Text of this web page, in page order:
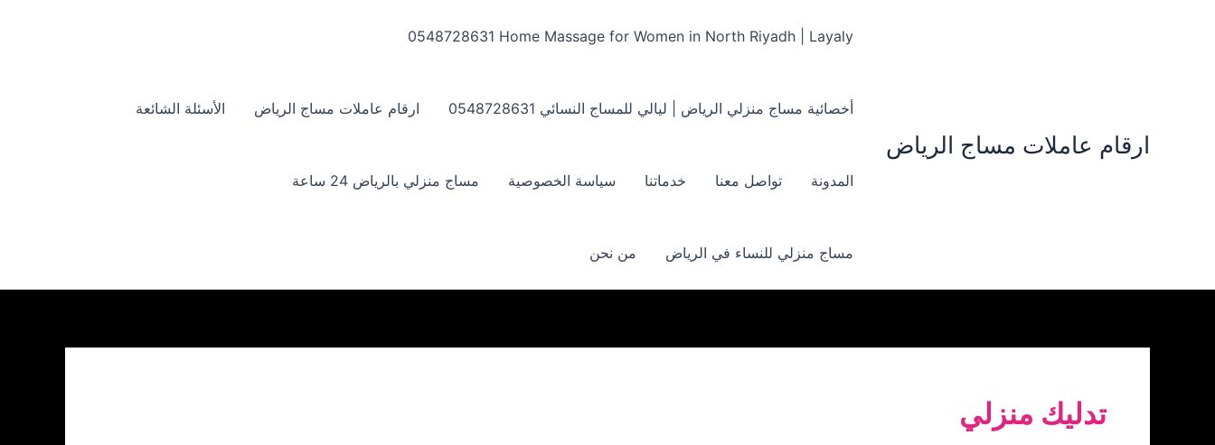
ارقام عاملات مساج الرياض
Home Massage for Women in North Riyadh | Layaly ‏‪0548728631
أخصائية مساج منزلي الرياض | ليالي للمساج النسائي ‏‪0548728631 ارقام عاملات مساج الرياض الأسئلة الشائعة
المدونة تواصل معنا خدماتنا سياسة الخصوصية مساج منزلي بالرياض 24 ساعة
مساج منزلي للنساء في الرياض من نحن
تدليك منزلي